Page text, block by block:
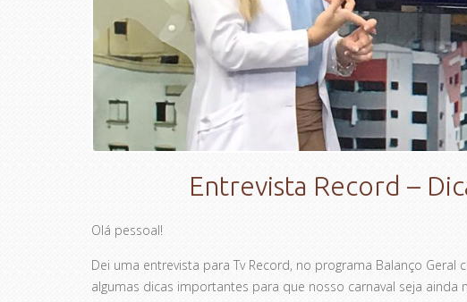
Entrevista Record –
Olá pessoal!
Dei uma entrevista para Tv Record, no programa Balanço
algumas dicas importantes para que nosso carnaval seja ainda